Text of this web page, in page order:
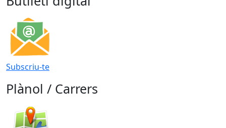
Subscriu-te
Plànol / Carrers